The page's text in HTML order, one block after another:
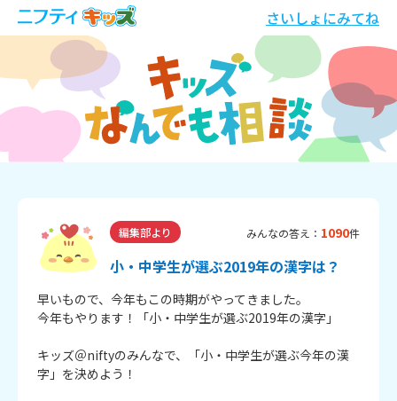
さいしょにみてね
編集部より みんなの答え： 1090件
小・中学生が選ぶ2019年の漢字は？
早いもので、今年もこの時期がやってきました。
今年もやります！「小・中学生が選ぶ2019年の漢字」
キッズ＠niftyのみんなで、「小・中学生が選ぶ今年の漢
字」を決めよう！